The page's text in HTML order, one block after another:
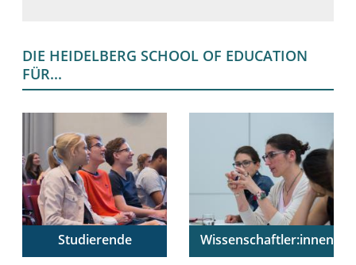
DIE HEIDELBERG SCHOOL OF EDUCATION
FÜR...
Studierende Wissenschaftler:innen